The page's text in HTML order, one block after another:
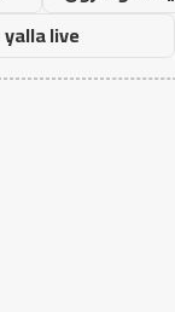
yalla live